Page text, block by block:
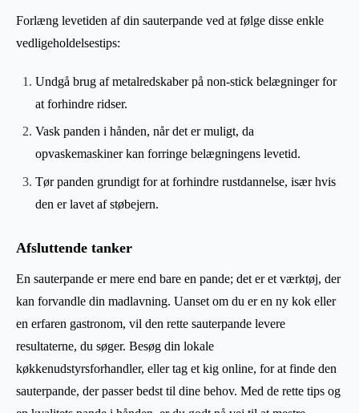
Forlæng levetiden af din sauterpande ved at følge disse enkle
vedligeholdelsestips:
Undgå brug af metalredskaber på non-stick belægninger for
at forhindre ridser.
Vask panden i hånden, når det er muligt, da
opvaskemaskiner kan forringe belægningens levetid.
Tør panden grundigt for at forhindre rustdannelse, især hvis
den er lavet af støbejern.
Afsluttende tanker
En sauterpande er mere end bare en pande; det er et værktøj, der
kan forvandle din madlavning. Uanset om du er en ny kok eller
en erfaren gastronom, vil den rette sauterpande levere
resultaterne, du søger. Besøg din lokale
køkkenudstyrsforhandler, eller tag et kig online, for at finde den
sauterpande, der passer bedst til dine behov. Med de rette tips og